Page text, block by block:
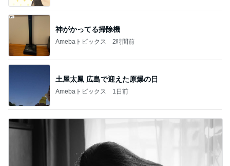
神がかってる掃除機
Amebaトピックス 2時間前
土屋太鳳 広島で迎えた原爆の日
Amebaトピックス 1日前